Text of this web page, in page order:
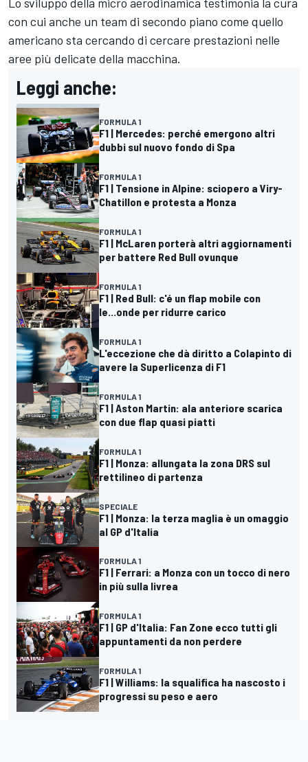
con cui anche un team di secondo piano come quello
americano sta cercando di cercare prestazioni nelle
aree più delicate della macchina.
Leggi anche:
FORMULA 1
F1 | Mercedes: perché emergono altri
dubbi sul nuovo fondo di Spa
FORMULA 1
F1 | Tensione in Alpine: sciopero a Viry-
Chatillon e protesta a Monza
FORMULA 1
F1 | McLaren porterà altri aggiornamenti
per battere Red Bull ovunque
FORMULA 1
F1 | Red Bull: c'é un flap mobile con
le...onde per ridurre carico
FORMULA 1
L'eccezione che dà diritto a Colapinto di
avere la Superlicenza di F1
FORMULA 1
F1 | Aston Martin: ala anteriore scarica
con due flap quasi piatti
FORMULA 1
F1 | Monza: allungata la zona DRS sul
rettilineo di partenza
SPECIALE
F1 | Monza: la terza maglia è un omaggio
al GP d'Italia
FORMULA 1
F1 | Ferrari: a Monza con un tocco di nero
in più sulla livrea
FORMULA 1
F1 | GP d'Italia: Fan Zone ecco tutti gli
appuntamenti da non perdere
FORMULA 1
F1 | Williams: la squalifica ha nascosto i
progressi su peso e aero